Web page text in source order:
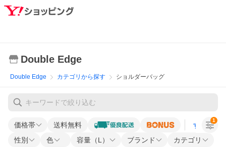
Double Edge
Double Edge カテゴリから探す ショルダーバッグ
価格帯 送料無料 すべての条
性別 色 容量（L） ブランド カテゴリ
1